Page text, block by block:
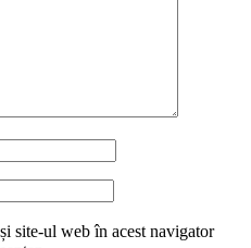
site-ul web în acest navigator